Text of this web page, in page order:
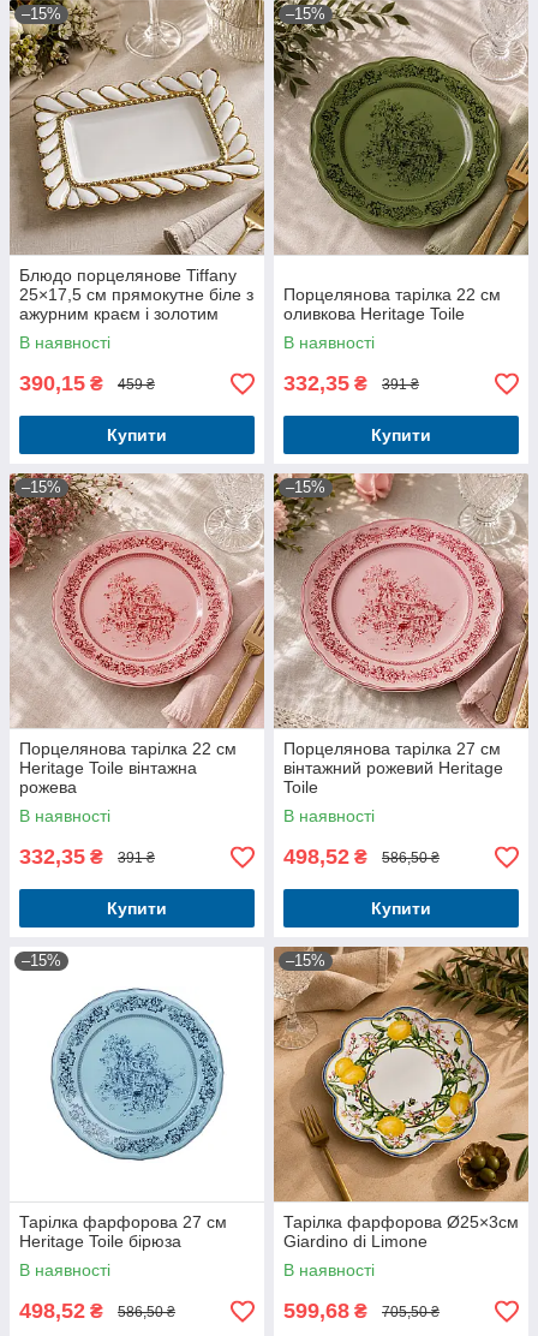
–15%
Блюдо порцелянове Tiffany
25×17,5 см прямокутне біле з
ажурним краєм і золотим
декором
В наявності
390,15 ₴ 459 ₴
Купити
–15%
Порцелянова тарілка 22 см
оливкова Heritage Toile
В наявності
332,35 ₴ 391 ₴
Купити
–15%
Порцелянова тарілка 22 см
Heritage Toile вінтажна
рожева
В наявності
332,35 ₴ 391 ₴
Купити
–15%
Порцелянова тарілка 27 см
вінтажний рожевий Heritage
Toile
В наявності
498,52 ₴ 586,50 ₴
Купити
–15%
Тарілка фарфорова 27 см
Heritage Toile бірюза
В наявності
498,52 ₴ 586,50 ₴
–15%
Тарілка фарфорова Ø25×3см
Giardino di Limone
В наявності
599,68 ₴ 705,50 ₴